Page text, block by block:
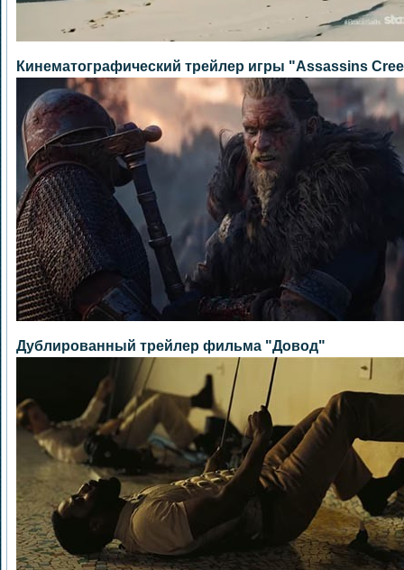
Кинематографический трейлер игры "Assassins
Дублированный трейлер фильма "Довод"